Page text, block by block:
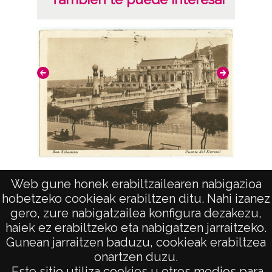
Web gune honek erabiltzailearen nabigazioa
hobetzeko cookieak erabiltzen ditu. Nahi izanez
gero, zure nabigatzailea konfigura dezakezu,
haiek ez erabiltzeko eta nabigatzen jarraitzeko.
Gunean jarraitzen baduzu, cookieak erabiltzea
onartzen duzu.
San Sebastian. Puente del Kursal
AVISO LEGAL